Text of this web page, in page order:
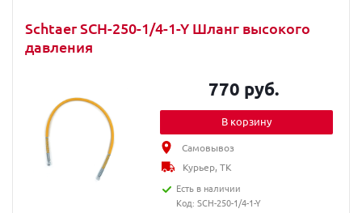
Schtaer SCH-250-1/4-1-Y Шланг высокого
давления
770 руб.
В корзину
Самовывоз
Курьер, ТК
Есть в наличии
Код: SCH-250-1/4-1-Y